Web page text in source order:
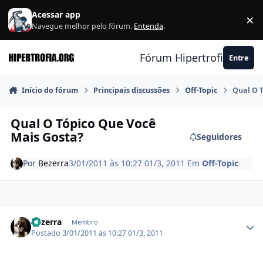
Ir para conteúdo
Acessar app
Navegue melhor pelo fórum. Entenda. ×
Fórum Hipertrofia.org
Entre
Início do fórum Principais discussões Off-Topic Qual O
Qual O Tópico Que Você
Mais Gosta?
Seguidores
Por Bezerra3/01/2011 às 10:2701/3, 2011 EmOff-Topic
Bezerra Membro
Postado3/01/2011 às 10:2701/3, 2011